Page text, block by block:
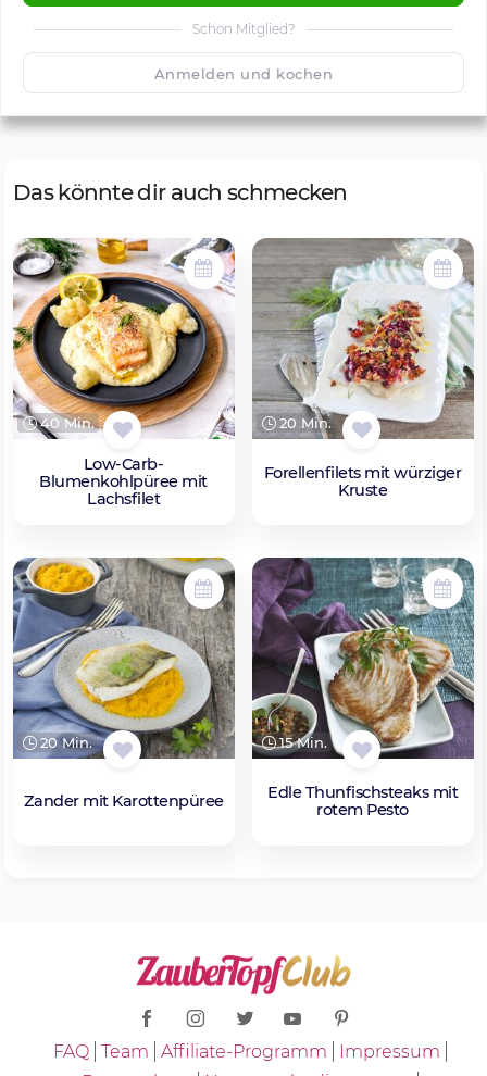
Schon Mitglied?
Anmelden und kochen
🙂 Speichern
Das könnte dir auch schmecken
40 Min.
Low-Carb-
Blumenkohlpüree mit
Lachsfilet
20 Min.
Forellenfilets mit würziger
Kruste
20 Min.
Zander mit Karottenpüree
15 Min.
Edle Thunfischsteaks mit
rotem Pesto
FAQ Team Affiliate-Programm
Impressum